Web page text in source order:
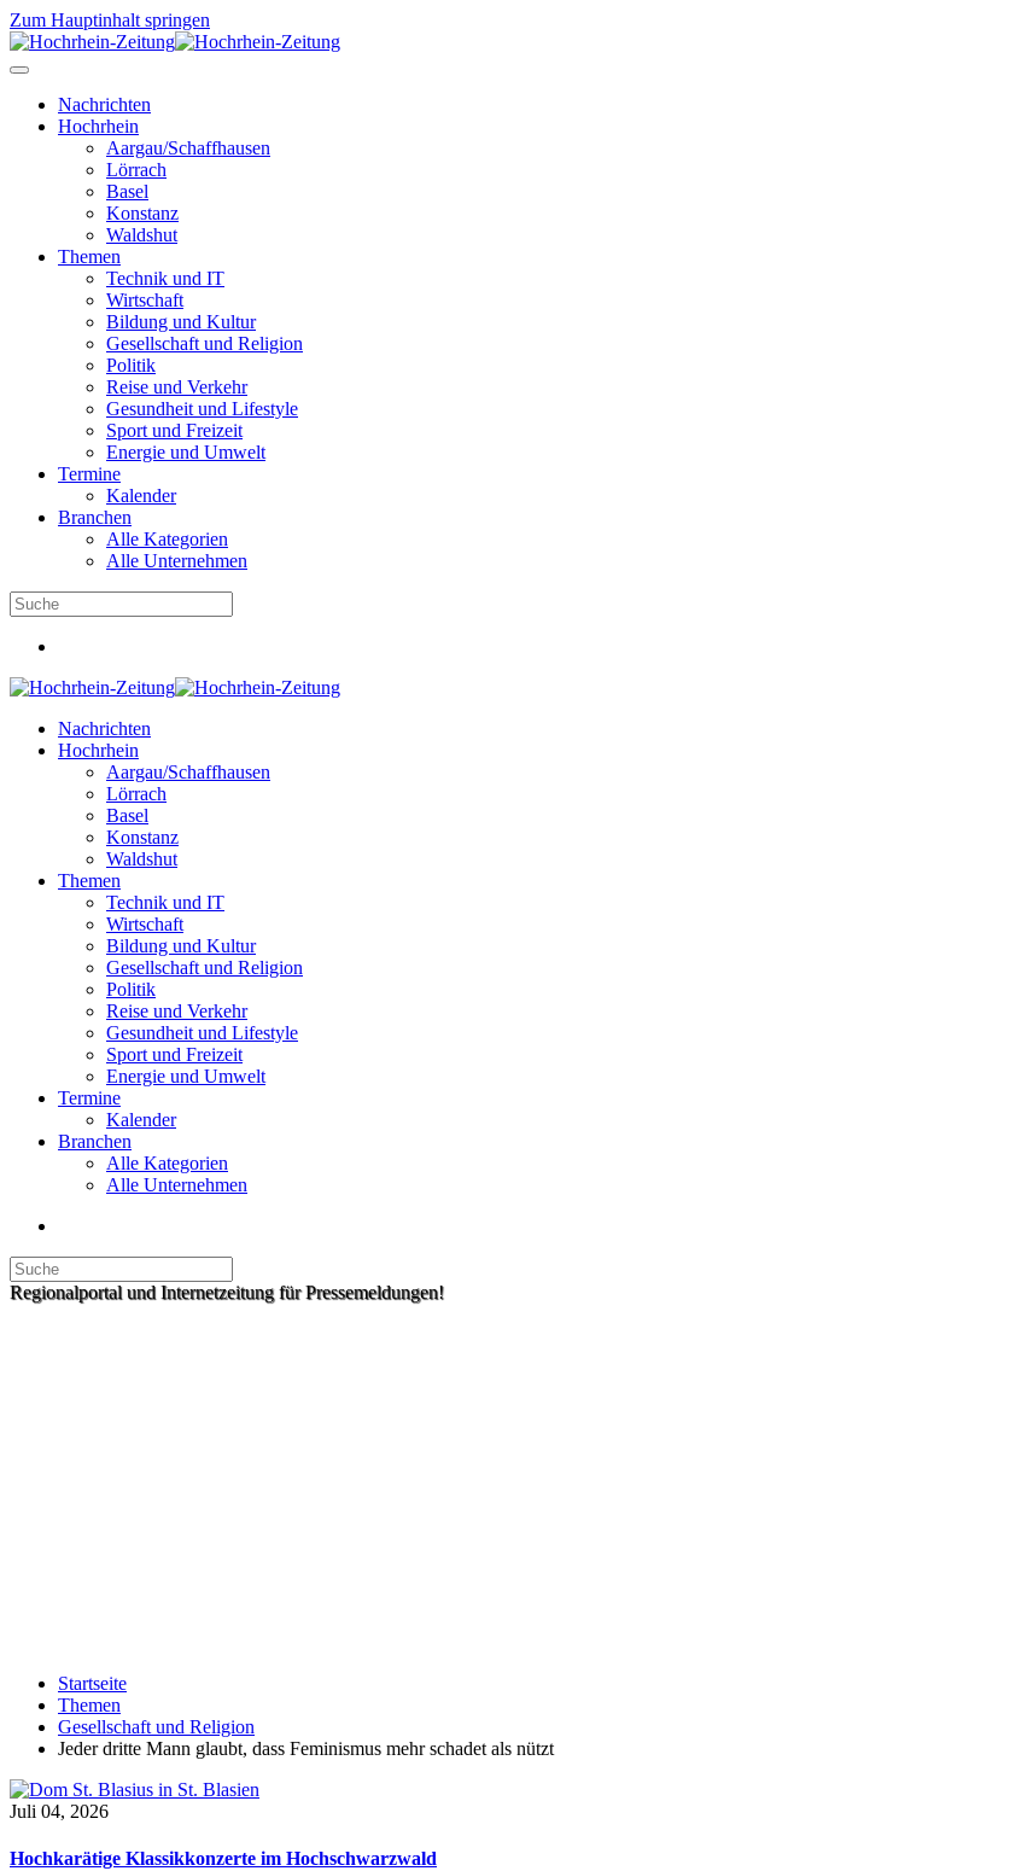
Zum Hauptinhalt springen
Nachrichten
Hochrhein
Aargau/Schaffhausen
Lörrach
Basel
Konstanz
Waldshut
Themen
Technik und IT
Wirtschaft
Bildung und Kultur
Gesellschaft und Religion
Politik
Reise und Verkehr
Gesundheit und Lifestyle
Sport und Freizeit
Energie und Umwelt
Termine
Kalender
Branchen
Alle Kategorien
Alle Unternehmen
Nachrichten
Hochrhein
Aargau/Schaffhausen
Lörrach
Basel
Konstanz
Waldshut
Themen
Technik und IT
Wirtschaft
Bildung und Kultur
Gesellschaft und Religion
Politik
Reise und Verkehr
Gesundheit und Lifestyle
Sport und Freizeit
Energie und Umwelt
Termine
Kalender
Branchen
Alle Kategorien
Alle Unternehmen
Regionalportal und Internetzeitung für Pressemeldungen!
Startseite
Themen
Gesellschaft und Religion
Jeder dritte Mann glaubt, dass Feminismus mehr schadet als nützt
Juli 04, 2026
Hochkarätige Klassikkonzerte im Hochschwarzwald